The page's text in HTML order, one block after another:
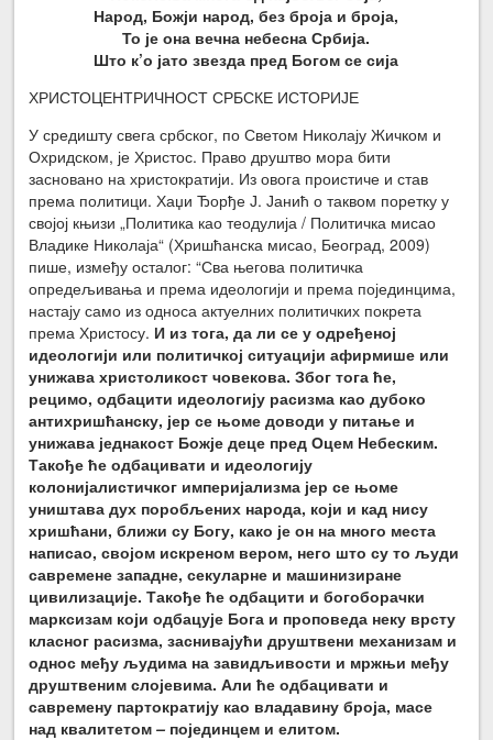
Народ, Божји народ, без броја и броја,
То је она вечна небесна Србија.
Што к’о јато звезда пред Богом се сија
ХРИСТОЦЕНТРИЧНОСТ СРБСКЕ ИСТОРИЈЕ
У средишту свега србског, по Светом Николају Жичком и
Охридском, је Христос. Право друштво мора бити
засновано на христократији. Из овога проистиче и став
према политици. Хаџи Ђорђе Ј. Јанић о таквом поретку у
својој књизи „Политика као теодулија / Политичка мисао
Владике Николаја“ (Хришћанска мисао, Београд, 2009)
пише, између осталог: “Сва његова политичка
опредељивања и према идеологији и према појединцима,
настају само из односа актуелних политичких покрета
према Христосу. И из тога, да ли се у одређеној
идеологији или политичкој ситуацији афирмише или
унижава христоликост човекова. Због тога ће,
рецимо, одбацити идеологију расизма као дубоко
антихришћанску, јер се њоме доводи у питање и
унижава једнакост Божје деце пред Оцем Небеским.
Такође ће одбацивати и идеологију
колонијалистичког империјализма јер се њоме
уништава дух поробљених народа, који и кад нису
хришћани, ближи су Богу, како је он на много места
написао, својом искреном вером, него што су то људи
савремене западне, секуларне и машинизиране
цивилизације. Такође ће одбацити и богоборачки
марксизам који одбацује Бога и проповеда неку врсту
класног расизма, заснивајући друштвени механизам и
однос међу људима на завидљивости и мржњи међу
друштвеним слојевима. Али ће одбацивати и
савремену партократију као владавину броја, масе
над квалитетом– појединцем и елитом.